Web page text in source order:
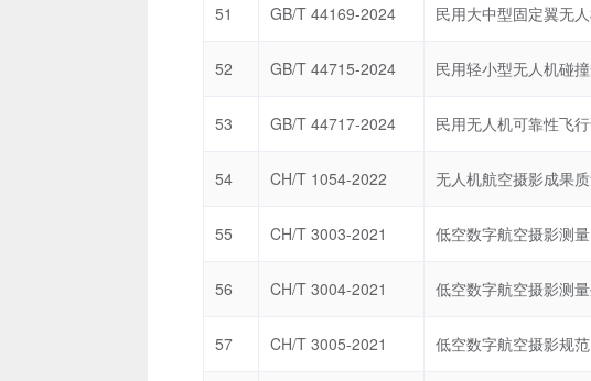
51 GB/T 44169-2024
52 GB/T 44715-2024
53 GB/T 44717-2024
54 CH/T 1054-2022
55 CH/T 3003-2021
56 CH/T 3004-2021
57 CH/T 3005-2021 低空数字航空摄影规范